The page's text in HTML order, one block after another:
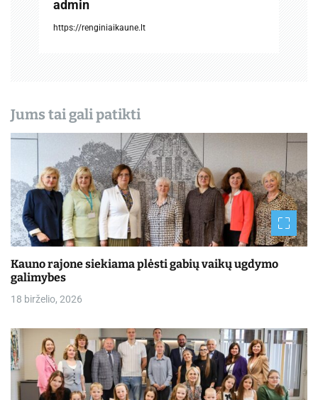
admin
https://renginiaikaune.lt
Jums tai gali patikti
Kauno rajone siekiama plėsti gabių vaikų ugdymo
galimybes
18 birželio, 2026